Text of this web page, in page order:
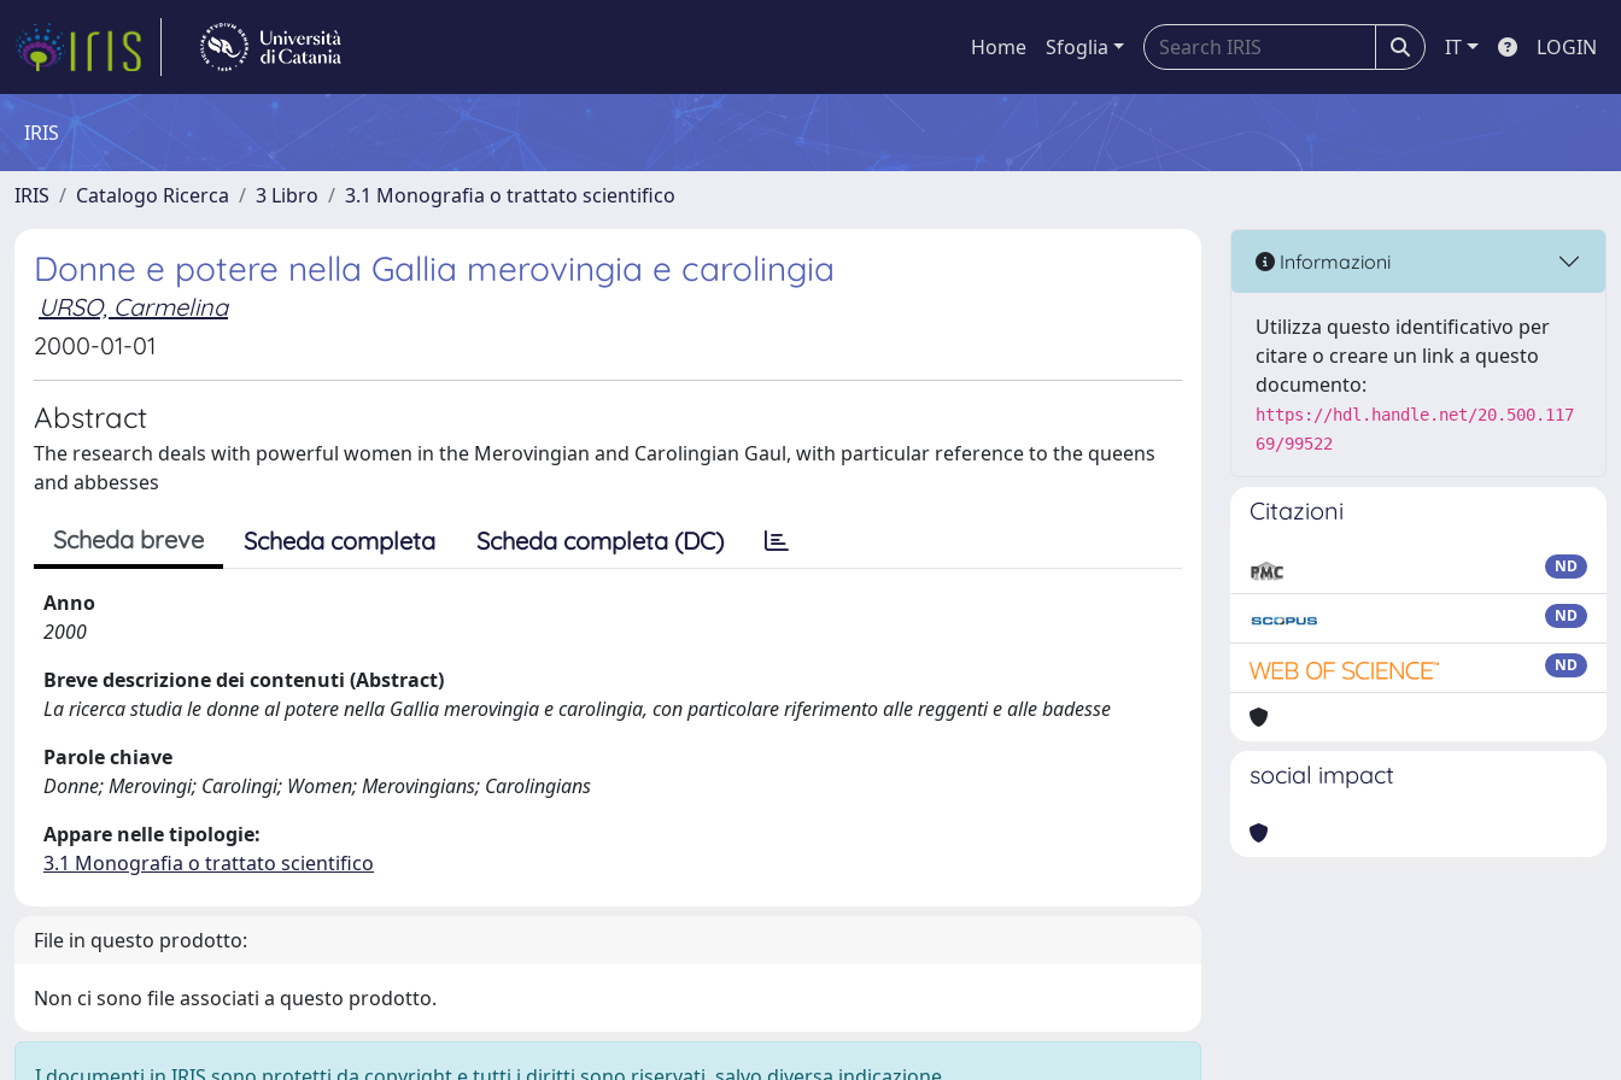
Home Sfoglia IT LOGIN
IRIS
IRIS Catalogo Ricerca 3 Libro 3.1 Monografia o trattato scientifico
Donne e potere nella Gallia merovingia e carolingia
URSO, Carmelina
2000-01-01
Abstract
The research deals with powerful women in the Merovingian and Carolingian Gaul, with particular reference to the queens
and abbesses
Scheda breve Scheda completa Scheda completa (DC)
Anno
2000
Breve descrizione dei contenuti (Abstract)
La ricerca studia le donne al potere nella Gallia merovingia e carolingia, con particolare riferimento alle reggenti e alle badesse
Parole chiave
Donne; Merovingi; Carolingi; Women; Merovingians; Carolingians
Appare nelle tipologie:
3.1 Monografia o trattato scientifico
File in questo prodotto:
Non ci sono file associati a questo prodotto.
Informazioni
Utilizza questo identificativo per
citare o creare un link a questo
documento:
https://hdl.handle.net/20.500.117
69/99522
Citazioni
ND
ND
ND
social impact